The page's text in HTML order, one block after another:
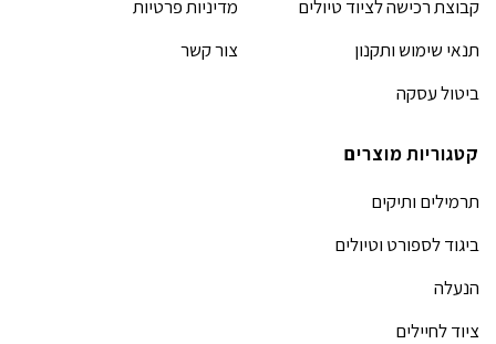
קבוצת רכישה לציוד טיולים
תנאי שימוש ותקנון
ביטול עסקה
מדיניות פרטיות
צור קשר
קטגוריות מוצרים
תרמילים ותיקים
ביגוד לספורט וטיולים
הנעלה
ציוד לחיילים